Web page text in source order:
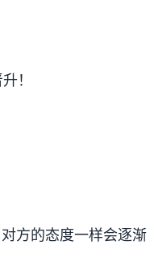
！
方的态度一样会逐渐